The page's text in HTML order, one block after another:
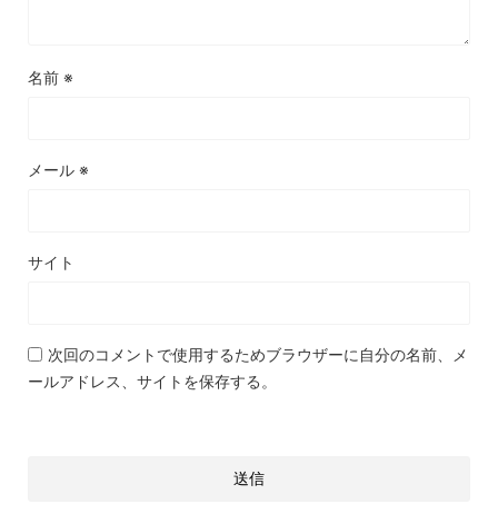
名前 ※
メール ※
サイト
次回のコメントで使用するためブラウザーに自分の名前、メ
ールアドレス、サイトを保存する。